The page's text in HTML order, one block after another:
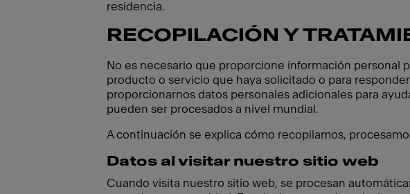
residencia.
RECOPILACIÓN Y
No es necesario que proporcione información personal
producto o servicio que haya solicitado o para
proporcionarnos datos personales adicionales para
pueden ser procesados a nivel mundial.
A continuación se explica cómo recopilamos,
Datos al visitar nuestro sitio web
Cuando visita nuestro sitio web, se procesan